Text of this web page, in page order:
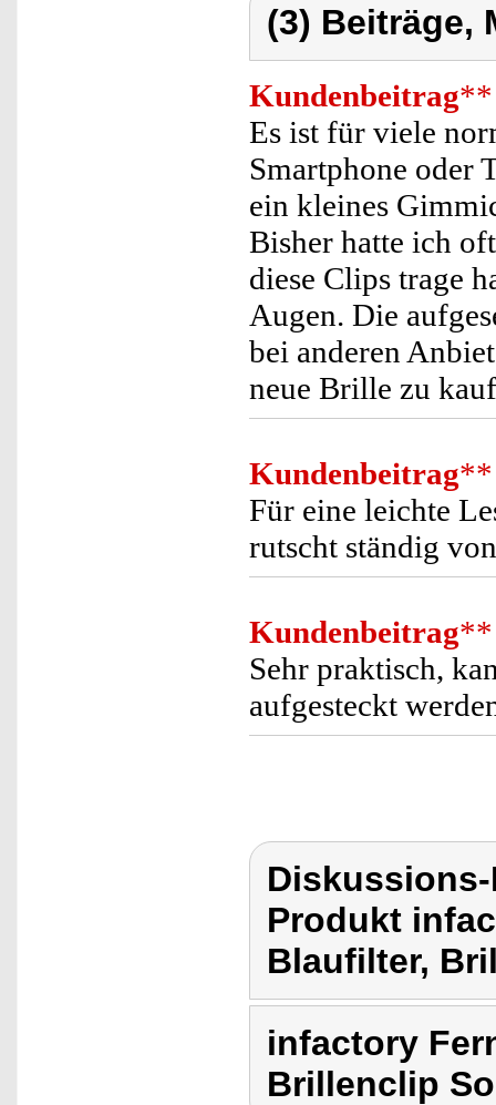
(3) Beiträge,
Kundenbeitrag**
Es ist für viele
Smartphone oder
ein kleines
Bisher hatte ich
diese Clips trage
Augen. Die
bei anderen
neue Brille zu
Kundenbeitrag**
Für eine leichte
rutscht ständig
Kundenbeitrag**
Sehr praktisch,
aufgesteckt
Produkt
Blaufilter,
infactory
Brillenclip